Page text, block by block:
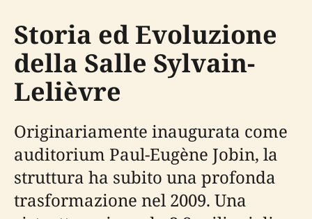
Storia ed Evoluzione
della Salle Sylvain-
Lelièvre
Originariamente inaugurata come
auditorium Paul-Eugène Jobin, la
struttura ha subito una profonda
trasformazione nel 2009. Una